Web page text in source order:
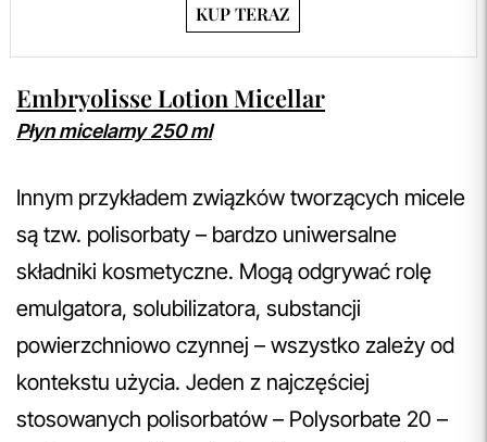
KUP TERAZ
Embryolisse Lotion Micellar
Płyn micelarny 250 ml
Innym przykładem związków tworzących micele
są tzw. polisorbaty – bardzo uniwersalne
składniki kosmetyczne. Mogą odgrywać rolę
emulgatora, solubilizatora, substancji
powierzchniowo czynnej – wszystko zależy od
kontekstu użycia. Jeden z najczęściej
stosowanych polisorbatów – Polysorbate 20 –